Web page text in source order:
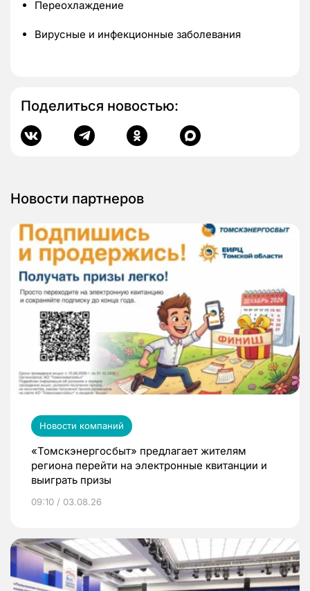
Переохлаждение
Вирусные и инфекционные заболевания
Поделиться новостью:
Новости партнеров
Новости компаний
«Томскэнергосбыт» предлагает жителям
региона перейти на электронные квитанции и
выиграть призы
09:10 / 03.08.26